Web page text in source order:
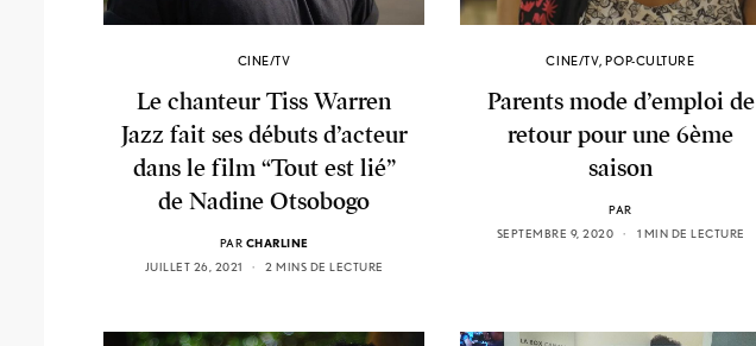
CINE/TV
Le chanteur Tiss Warren
Jazz fait ses débuts d’acteur
dans le film “Tout est lié”
de Nadine Otsobogo
PAR CHARLINE
JUILLET 26, 2021
2 MINS DE LECTURE
CINE/TV,POP-CULTURE
Parents mode d’emploi de
retour pour une 6ème
saison
PAR
SEPTEMBRE 9, 2020
1 MIN DE LECTURE